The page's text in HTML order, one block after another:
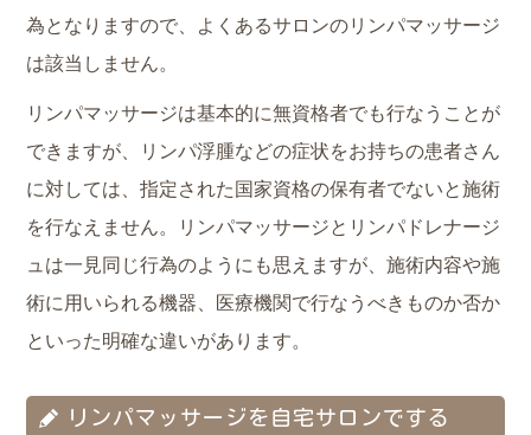
為となりますので、よくあるサロンのリンパマッサージ
は該当しません。
リンパマッサージは基本的に無資格者でも行なうことが
できますが、リンパ浮腫などの症状をお持ちの患者さん
に対しては、指定された国家資格の保有者でないと施術
を行なえません。リンパマッサージとリンパドレナージ
ュは一見同じ行為のようにも思えますが、施術内容や施
術に用いられる機器、医療機関で行なうべきものか否か
といった明確な違いがあります。
リンパマッサージを自宅サロンでする